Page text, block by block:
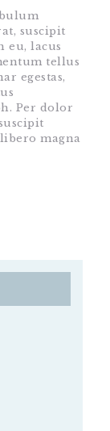
suscipit
eu, lacus
tellus
egestas,
Per dolor
magna